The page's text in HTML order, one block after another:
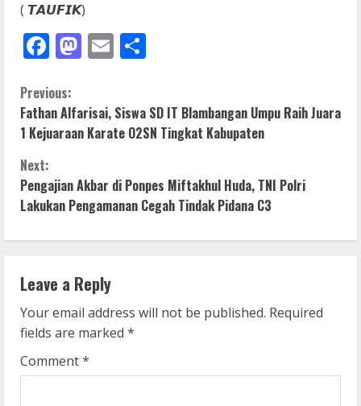
( 𝙏𝘼𝙐𝙁𝙄𝙆)
Facebook
Mastodon
Email
C
o
n
t
i
n
u
e
R
Previous:
Fathan Alfarisai, Siswa SD IT Blambangan Umpu Raih Juara
1 Kejuaraan Karate O2SN Tingkat Kabupaten
Next:
Pengajian Akbar di Ponpes Miftakhul Huda, TNI Polri
Lakukan Pengamanan Cegah Tindak Pidana C3
Leave a Reply
Your email address will not be published. Required
fields are marked *
Comment*